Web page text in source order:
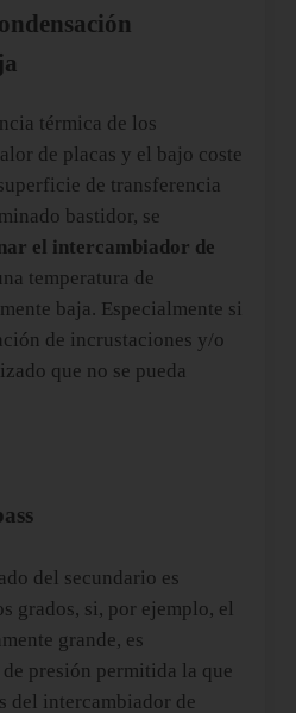
térmica de los
de placas y el bajo coste
de transferencia
bastidor, se
el intercambiador de
temperatura de
baja. Especialmente si
de incrustaciones y/o
que no se pueda
del secundario es
grados, si, por ejemplo, el
grande, es
presión permitida la que
del intercambiador de